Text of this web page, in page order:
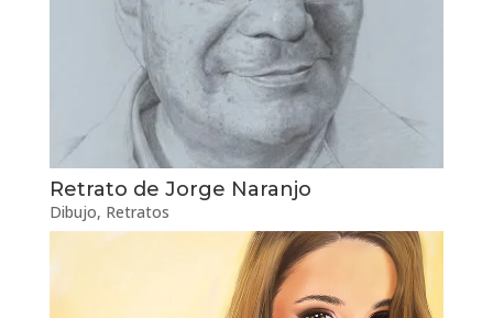
Retrato de Jorge Naranjo
Dibujo, Retratos